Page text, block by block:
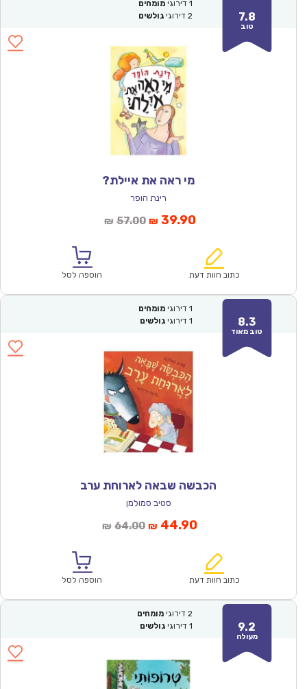
7.8
טוב
1 דירוגי מומחים
2 דירוגי גולשים
מי ראה את איילת?
רינת הופר
₪ 57.00המחיר
₪57.00.
₪ 39.90המחיר
הוא:
כתוב חוות דעת הוספה לסל
8.3
טוב מאוד
1 דירוגי מומחים
1 דירוגי גולשים
הכבשה שבאה לארוחת ערב
סטיב סמולמן
₪ 64.00המחיר
₪64.00.
₪ 44.90המחיר
הוא:
כתוב חוות דעת הוספה לסל
9.2
מעולה
2 דירוגי מומחים
1 דירוגי גולשים